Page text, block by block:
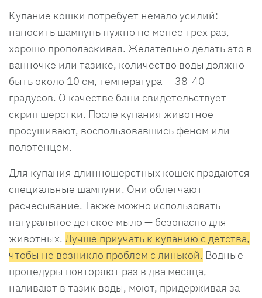
Купание кошки потребует немало усилий:
наносить шампунь нужно не менее трех раз,
хорошо прополаскивая. Желательно делать это в
ванночке или тазике, количество воды должно
быть около 10 см, температура — 38-40
градусов. О качестве бани свидетельствует
скрип шерстки. После купания животное
просушивают, воспользовавшись феном или
полотенцем.
Для купания длинношерстных кошек продаются
специальные шампуни. Они облегчают
расчесывание. Также можно использовать
натуральное детское мыло — безопасно для
животных. Лучше приучать к купанию с детства,
чтобы не возникло проблем с линькой. Водные
процедуры повторяют раз в два месяца,
наливают в тазик воды, моют, придерживая за